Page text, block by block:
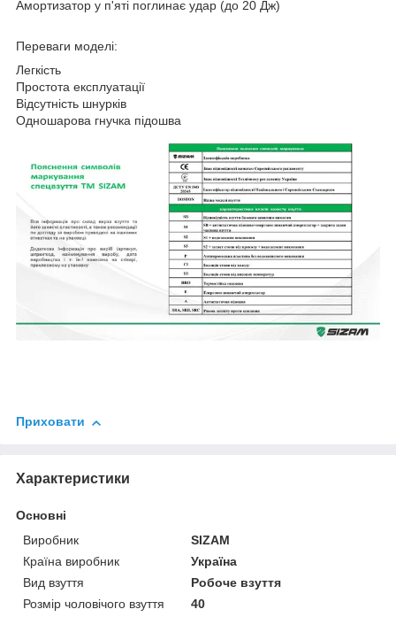
Амортизатор у п'яті поглинає удар (до 20 Дж)
Переваги моделі:
Легкість
Простота експлуатації
Відсутність шнурків
Одношарова гнучка підошва
Приховати
Характеристики
Основні
Виробник
SIZAM
Країна виробник
Україна
Вид взуття
Робоче взуття
Розмір чоловічого взуття
40